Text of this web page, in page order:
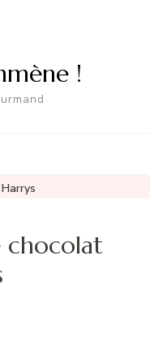
!
chocolat